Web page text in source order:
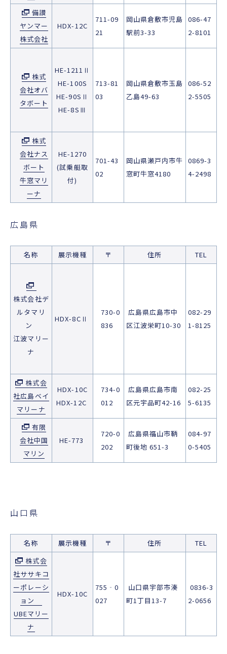
備讃
ヤンマー
株式会社
HDX-12C
711-09
21
岡山県倉敷市児島
駅前3-33
086-47
2-8101
株式
会社オバ
タボート
HE-1211Ⅱ
HE-100S
HE-90SⅡ
HE-8SⅢ
713-81
03
岡山県倉敷市玉島
乙島49-63
086-52
2-5505
株式
会社ナス
ボート
牛窓マリ
ーナ
HE-1270
(試乗艇取
付)
701-43
02
岡山県瀬戸内市牛
窓町牛窓4180
0869-3
4-2498
広島県
名称 展示機種 〒 住所 TEL
株式会社デ
ルタマリ
ン
江波マリー
ナ
HDX-8CⅡ
730-0
836
広島県広島市中
区江波栄町10-30
082-29
1-8125
株式会
社広島ベイ
マリーナ
HDX-10C
HDX-12C
734-0
012
広島県広島市南
区元宇品町42-16
082-25
5-6135
有限
会社中国
マリン
HE-773
720-0
202
広島県福山市鞆
町後地 651-3
084-97
0-5405
山口県
名称 展示機種 〒 住所
TEL
株式会
社ササキコ
ーポレーシ
ョン
UBEマリー
ナ
HDX-10C
755‐0
027
山口県宇部市湊
町1丁目13-7
0836-3
2-0656